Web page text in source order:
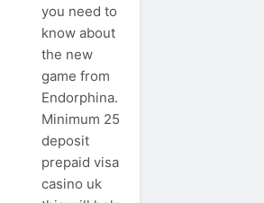
you need to
know about
the new
game from
Endorphina.
Minimum 25
deposit
prepaid visa
casino uk